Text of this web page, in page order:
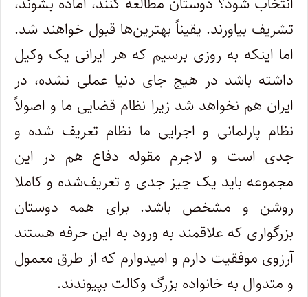
تشریف بیاورند. یقیناً بهترین‌ها قبول خواهند شد.
اما اینکه به روزی برسیم که هر ایرانی یک وکیل
داشته باشد در هیچ جای دنیا عملی نشده، در
ایران هم نخواهد شد زیرا نظام قضایی ما و اصولاً
نظام پارلمانی و اجرایی ما نظام تعریف شده و
جدی است و لاجرم مقوله دفاع هم در این
مجموعه باید یک چیز جدی و تعریف‌شده و کاملا
روشن و مشخص باشد. برای همه دوستان
بزرگواری که علاقمند به ورود به این حرفه هستند
آرزوی موفقیت دارم و امیدوارم که از طرق معمول
و متدوال به خانواده بزرگ وکالت بپیوندند.